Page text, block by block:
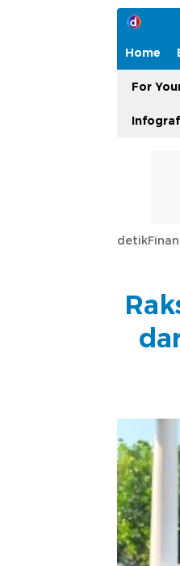
Home
For